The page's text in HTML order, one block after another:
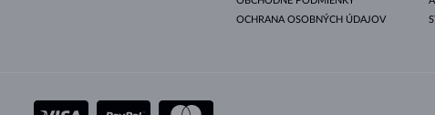
OCHRANA OSOBNÝCH ÚDAJOV